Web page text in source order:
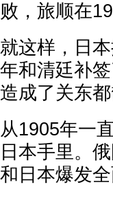
败，旅顺在
就这样，日
年和清廷补
造成了关东都
从1905年一
日本手里。
和日本爆发全